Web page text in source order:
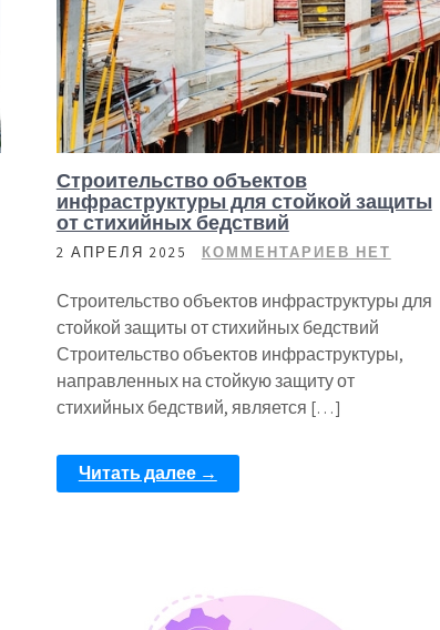
Строительство объектов
инфраструктуры для стойкой защиты
от стихийных бедствий
2 АПРЕЛЯ 2025 КОММЕНТАРИЕВ НЕТ
Строительство объектов инфраструктуры для
стойкой защиты от стихийных бедствий
Строительство объектов инфраструктуры,
направленных на стойкую защиту от
стихийных бедствий, является […]
Читать далее →